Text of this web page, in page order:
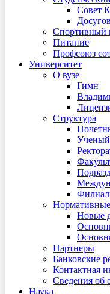
Совет
Спортивный
Питание
Профсоюз
Университет
О вузе
Гимн
Структура
Ученый
Новые
Партнеры
Банковские
Контактная
Сведения об
Наука